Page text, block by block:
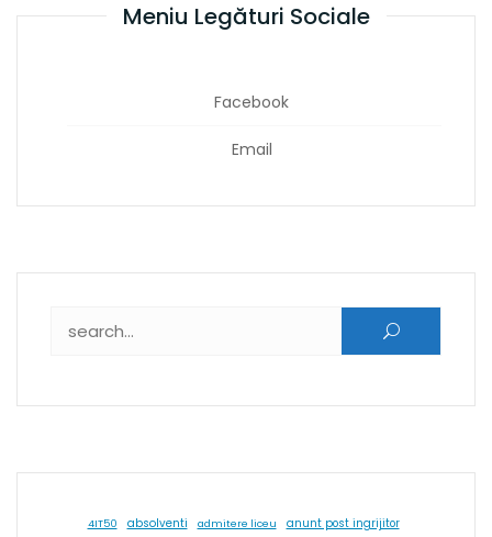
Meniu Legături Sociale
Facebook
Email
4IT50 absolventi admitere liceu anunt post ingrijitor